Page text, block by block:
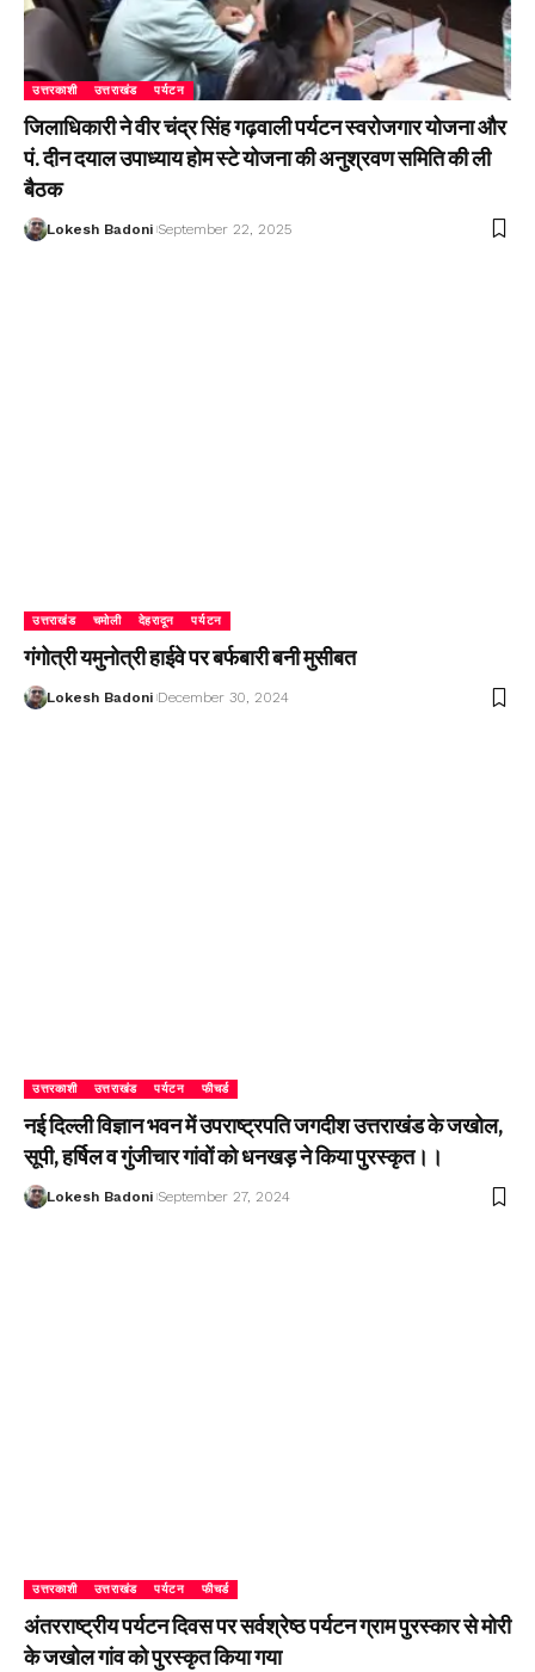
उत्तरकाशी उत्तराखंड पर्यटन
जिलाधिकारी ने वीर चंद्र सिंह गढ़वाली पर्यटन स्वरोजगार योजना और
पं. दीन दयाल उपाध्याय होम स्टे योजना की अनुश्रवण समिति की ली
बैठक
Lokesh Badoni September 22, 2025
उत्तराखंड चमोली देहरादून पर्यटन
गंगोत्री यमुनोत्री हाईवे पर बर्फबारी बनी मुसीबत
Lokesh Badoni December 30, 2024
उत्तरकाशी उत्तराखंड पर्यटन फीचर्ड
नई दिल्ली विज्ञान भवन में उपराष्ट्रपति जगदीश उत्तराखंड के जखोल,
सूपी, हर्षिल व गुंजीचार गांवों को धनखड़ ने किया पुरस्कृत।।
Lokesh Badoni September 27, 2024
उत्तरकाशी उत्तराखंड पर्यटन फीचर्ड
अंतरराष्ट्रीय पर्यटन दिवस पर सर्वश्रेष्ठ पर्यटन ग्राम पुरस्कार से मोरी
के जखोल गांव को पुरस्कृत किया गया